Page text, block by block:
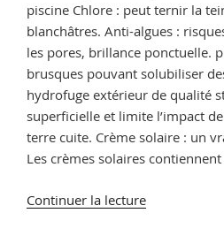
piscine Chlore : peut ternir la
blanchâtres. Anti-algues :
les pores, brillance ponctuelle.
brusques pouvant solubiliser
hydrofuge extérieur de qualité
superficielle et limite l’impact
terre cuite. Crème solaire : un
Les crèmes solaires
Continuer la lecturede